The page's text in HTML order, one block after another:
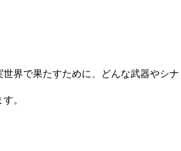
界で果たすために、どんな武器やシナ
。